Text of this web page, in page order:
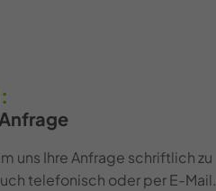
uns Ihre Anfrage schriftlich zu
telefonisch oder per E-Mail.